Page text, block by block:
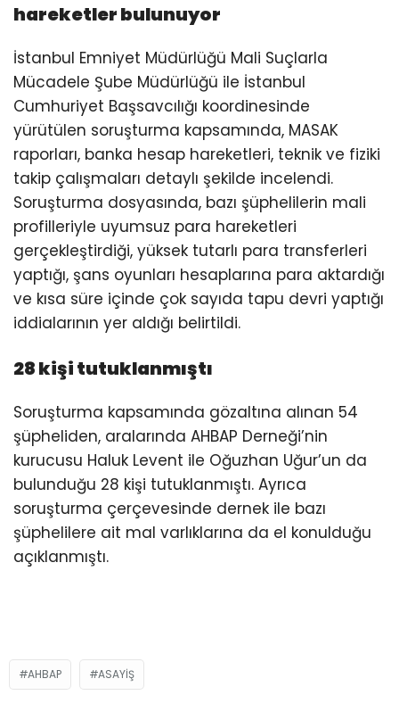
hareketler bulunuyor
İstanbul Emniyet Müdürlüğü Mali Suçlarla
Mücadele Şube Müdürlüğü ile İstanbul
Cumhuriyet Başsavcılığı koordinesinde
yürütülen soruşturma kapsamında, MASAK
raporları, banka hesap hareketleri, teknik ve fiziki
takip çalışmaları detaylı şekilde incelendi.
Soruşturma dosyasında, bazı şüphelilerin mali
profilleriyle uyumsuz para hareketleri
gerçekleştirdiği, yüksek tutarlı para transferleri
yaptığı, şans oyunları hesaplarına para aktardığı
ve kısa süre içinde çok sayıda tapu devri yaptığı
iddialarının yer aldığı belirtildi.
28 kişi tutuklanmıştı
Soruşturma kapsamında gözaltına alınan 54
şüpheliden, aralarında AHBAP Derneği’nin
kurucusu Haluk Levent ile Oğuzhan Uğur’un da
bulunduğu 28 kişi tutuklanmıştı. Ayrıca
soruşturma çerçevesinde dernek ile bazı
şüphelilere ait mal varlıklarına da el konulduğu
açıklanmıştı.
AHBAP ASAYIŞ